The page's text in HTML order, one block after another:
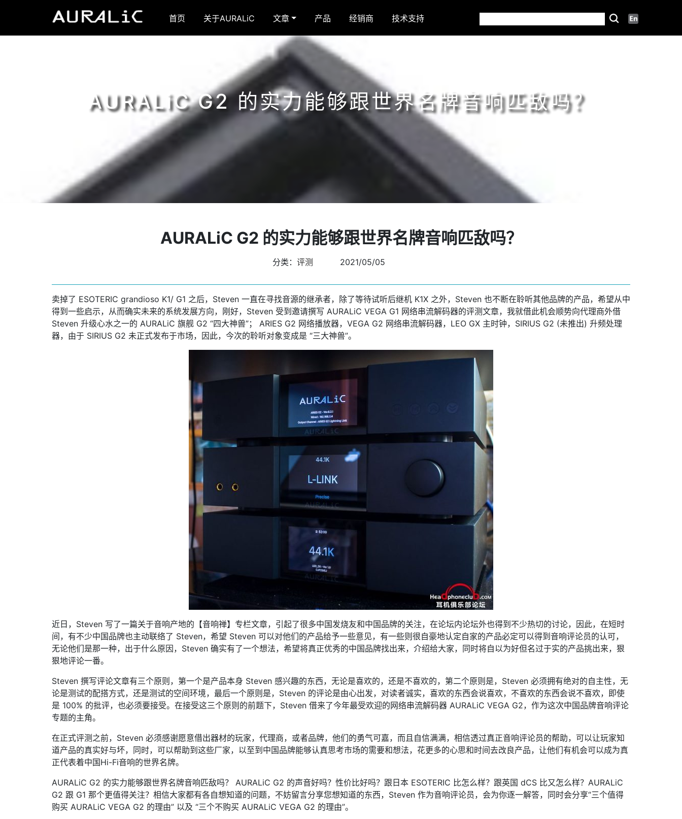
首页 关于AURALiC 文章 产品 经销商 技术支持
AURALiC G2 的实力能够跟世界名牌音响匹敌吗？
AURALiC G2 的实力能够跟世界名牌音响匹敌吗？
分类： 评测 2021/05/05
卖掉了 ESOTERIC grandioso K1/ G1 之后，Steven 一直在寻找音源的继承者，除了等待试听后继机 K1X 之外，Steven 也不断在聆听其他品牌的产品，希望从中
得到一些启示，从而确实未来的系统发展方向，刚好，Steven 受到邀请撰写 AURALiC VEGA G1 网络串流解码器的评测文章，我就借此机会顺势向代理商外借
Steven 升级心水之一的 AURALiC 旗舰 G2 “四大神兽”； ARIES G2 网络播放器，VEGA G2 网络串流解码器，LEO GX 主时钟，SIRIUS G2 (未推出) 升频处理
器，由于 SIRIUS G2 未正式发布于市场，因此，今次的聆听对象变成是 “三大神兽”。
近日，Steven 写了一篇关于音响产地的【音响禅】专栏文章，引起了很多中国发烧友和中国品牌的关注，在论坛内论坛外也得到不少热切的讨论，因此，在短时
间，有不少中国品牌也主动联络了 Steven，希望 Steven 可以对他们的产品给予一些意见，有一些则很自豪地认定自家的产品必定可以得到音响评论员的认可，
无论他们是那一种，出于什么原因，Steven 确实有了一个想法，希望将真正优秀的中国品牌找出来，介绍给大家，同时将自以为好但名过于实的产品挑出来，狠
狠地评论一番。
Steven 撰写评论文章有三个原则，第一个是产品本身 Steven 感兴趣的东西，无论是喜欢的，还是不喜欢的，第二个原则是，Steven 必须拥有绝对的自主性，无
论是测试的配搭方式，还是测试的空间环境，最后一个原则是，Steven 的评论是由心出发，对读者诚实，喜欢的东西会说喜欢，不喜欢的东西会说不喜欢，即使
是 100% 的批评，也必须要接受。在接受这三个原则的前题下，Steven 借来了今年最受欢迎的网络串流解码器 AURALiC VEGA G2，作为这次中国品牌音响评论
专题的主角。
在正式评测之前，Steven 必须感谢愿意借出器材的玩家，代理商，或者品牌，他们的勇气可嘉，而且自信满满，相信透过真正音响评论员的帮助，可以让玩家知
道产品的真实好与坏，同时，可以帮助到这些厂家，以至到中国品牌能够认真思考市场的需要和想法，花更多的心思和时间去改良产品，让他们有机会可以成为真
正代表着中国Hi-Fi音响的世界名牌。
AURALiC G2 的实力能够跟世界名牌音响匹敌吗？ AURALiC G2 的声音好吗？性价比好吗？跟日本 ESOTERIC 比怎么样？跟英国 dCS 比又怎么样？AURALiC
G2 跟 G1 那个更值得关注？相信大家都有各自想知道的问题，不妨留言分享您想知道的东西，Steven 作为音响评论员，会为你逐一解答，同时会分享“三个值得
购买 AURALiC VEGA G2 的理由” 以及 “三个不购买 AURALiC VEGA G2 的理由”。